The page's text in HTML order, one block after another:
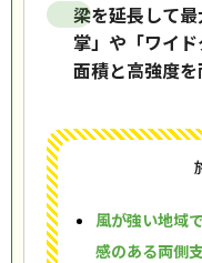
梁を延長して
掌」や「ワイ
面積と高強度を
風が強い地域
感のある両側